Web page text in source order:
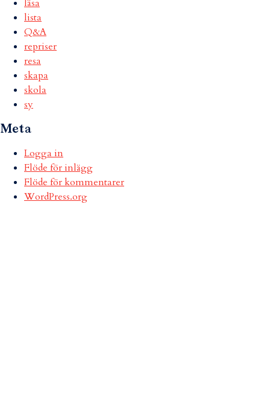
läsa
lista
Q&A
repriser
resa
skapa
skola
sy
Meta
Logga in
Flöde för inlägg
Flöde för kommentarer
WordPress.org